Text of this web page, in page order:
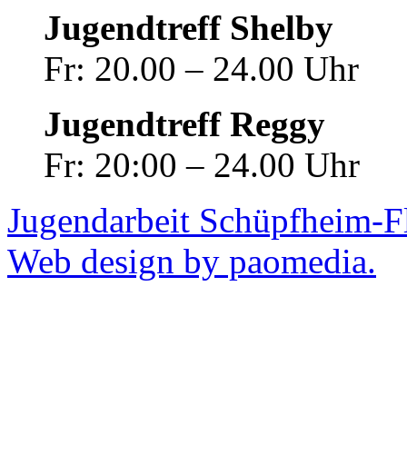
Jugendtreff Shelby
Fr: 20.00 – 24.00 Uhr
Jugendtreff Reggy
Fr: 20:00 – 24.00 Uhr
Jugendarbeit Schüpfheim-
Web design by paomedia.